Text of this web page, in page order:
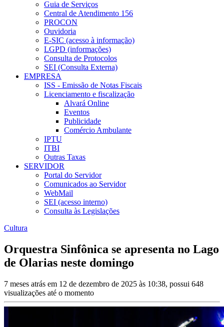
Guia de Serviços
Central de Atendimento 156
PROCON
Ouvidoria
E-SIC (acesso à informação)
LGPD (informações)
Consulta de Protocolos
SEI (Consulta Externa)
EMPRESA
ISS - Emissão de Notas Fiscais
Licenciamento e fiscalização
Alvará Online
Eventos
Publicidade
Comércio Ambulante
IPTU
ITBI
Outras Taxas
SERVIDOR
Portal do Servidor
Comunicados ao Servidor
WebMail
SEI (acesso interno)
Consulta às Legislações
Cultura
Orquestra Sinfônica se apresenta no Lago
de Olarias neste domingo
7 meses atrás em 12 de dezembro de 2025 às 10:38, possui 648
visualizações até o momento